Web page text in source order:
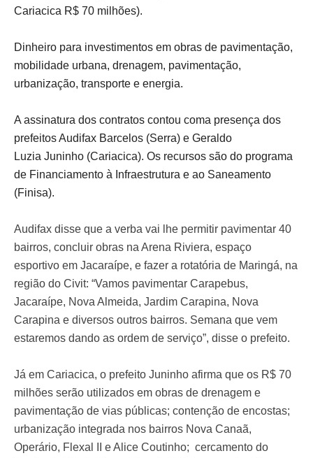
Cariacica R$ 70 milhões).
Dinheiro para investimentos em obras de pavimentação,
mobilidade urbana, drenagem, pavimentação,
urbanização, transporte e energia.
A assinatura dos contratos contou coma presença dos
prefeitos Audifax Barcelos (Serra) e Geraldo
Luzia Juninho (Cariacica). Os recursos são do programa
de Financiamento à Infraestrutura e ao Saneamento
(Finisa).
Audifax disse que a verba vai lhe permitir pavimentar 40
bairros, concluir obras na Arena Riviera, espaço
esportivo em Jacaraípe, e fazer a rotatória de Maringá, na
região do Civit: “Vamos pavimentar Carapebus,
Jacaraípe, Nova Almeida, Jardim Carapina, Nova
Carapina e diversos outros bairros. Semana que vem
estaremos dando as ordem de serviço”, disse o prefeito.
Já em Cariacica, o prefeito Juninho afirma que os R$ 70
milhões serão utilizados em obras de drenagem e
pavimentação de vias públicas; contenção de encostas;
urbanização integrada nos bairros Nova Canaã,
Operário, Flexal II e Alice Coutinho; cercamento do